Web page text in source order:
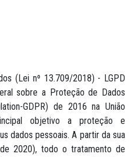
(Lei nº 13.709/2018) - LGPD
sobre a Proteção de Dados
GDPR) de 2016 na União
objetivo a proteção e
dados pessoais. A partir da sua
2020), todo o tratamento de